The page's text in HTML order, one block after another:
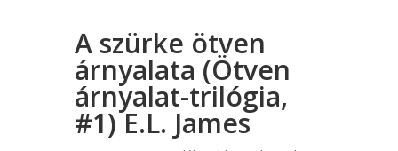
A szürke ötven
árnyalata (Ötven
árnyalat-trilógia,
#1) E.L. James